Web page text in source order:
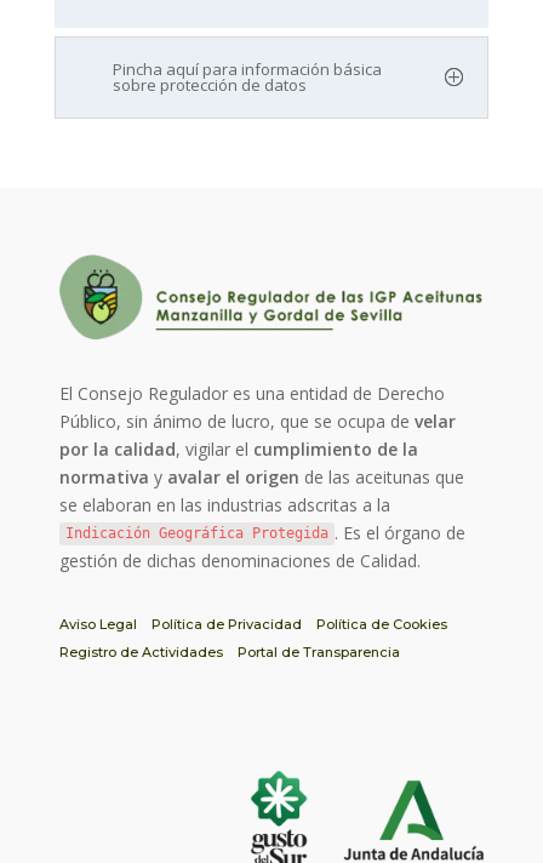
Pincha aquí para información básica
sobre protección de datos
El Consejo Regulador es una entidad de Derecho
Público, sin ánimo de lucro, que se ocupa develar
por la calidad, vigilar el cumplimiento de la
normativa y avalar el origen de las aceitunas que
se elaboran en las industrias adscritas a la
Indicación Geográfica Protegida . Es el órgano de
gestión de dichas denominaciones de Calidad.
Aviso Legal Política de Privacidad
Política de Cookies
Registro de Actividades
Portal de Transparencia